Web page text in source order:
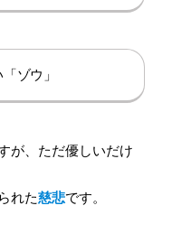
ゾウ」
が、ただ優しいだけ
れた慈悲です。